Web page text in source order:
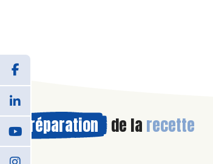
Préparation de la recette